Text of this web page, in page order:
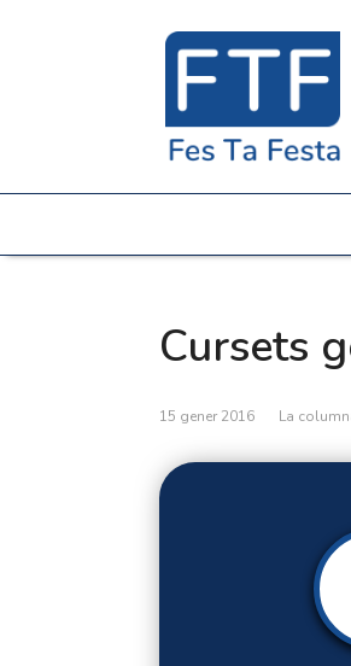
Cursets
15 gener 2016 La